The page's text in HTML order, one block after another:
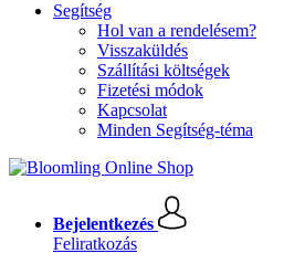
Segítség
Hol van a rendelésem?
Visszaküldés
Szállítási költségek
Fizetési módok
Kapcsolat
Minden Segítség-téma
Bejelentkezés
Feliratkozás